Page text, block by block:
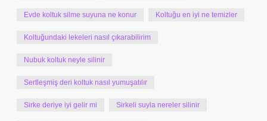
Evde koltuk silme suyuna ne konur Koltuğu en iyi ne temizler
Koltuğundaki lekeleri nasıl çıkarabilirim
Nubuk koltuk neyle silinir
Sertleşmiş deri koltuk nasıl yumuşatılır
Sirke deriye iyi gelir mi Sirkeli suyla nereler silinir